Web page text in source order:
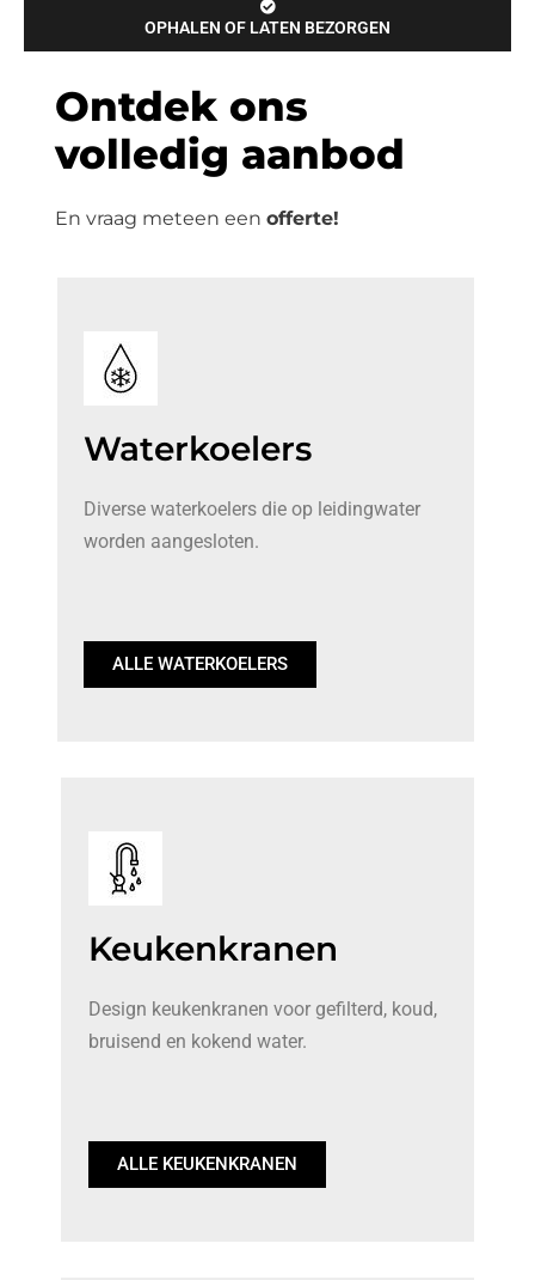
OPHALEN OF LATEN BEZORGEN
Ontdek ons
volledig aanbod
En vraag meteen eenofferte!
Waterkoelers
Diverse waterkoelers die op leidingwater
worden aangesloten.
ALLE WATERKOELERS
Keukenkranen
Design keukenkranen voor gefilterd, koud,
bruisend en kokend water.
ALLE KEUKENKRANEN